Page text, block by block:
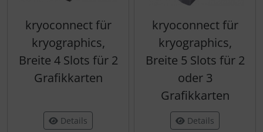
kryoconnect für
kryographics,
Breite 4 Slots für 2
Grafikkarten
Details
kryoconnect für
kryographics,
Breite 5 Slots für 2
oder 3
Grafikkarten
Details